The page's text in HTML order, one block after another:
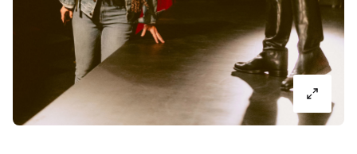
Der Koffer der Adele Kurzweil-
Mi.
31.03.2027
Mi. 31.03.2027
Ausverkauft